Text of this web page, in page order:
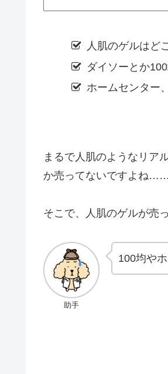
人肌のゲルはど
ダイソーとか
ホームセンター
まるで人肌のようなリア
か売ってないですよね……
そこで、人肌のゲルが売
助手
100均や